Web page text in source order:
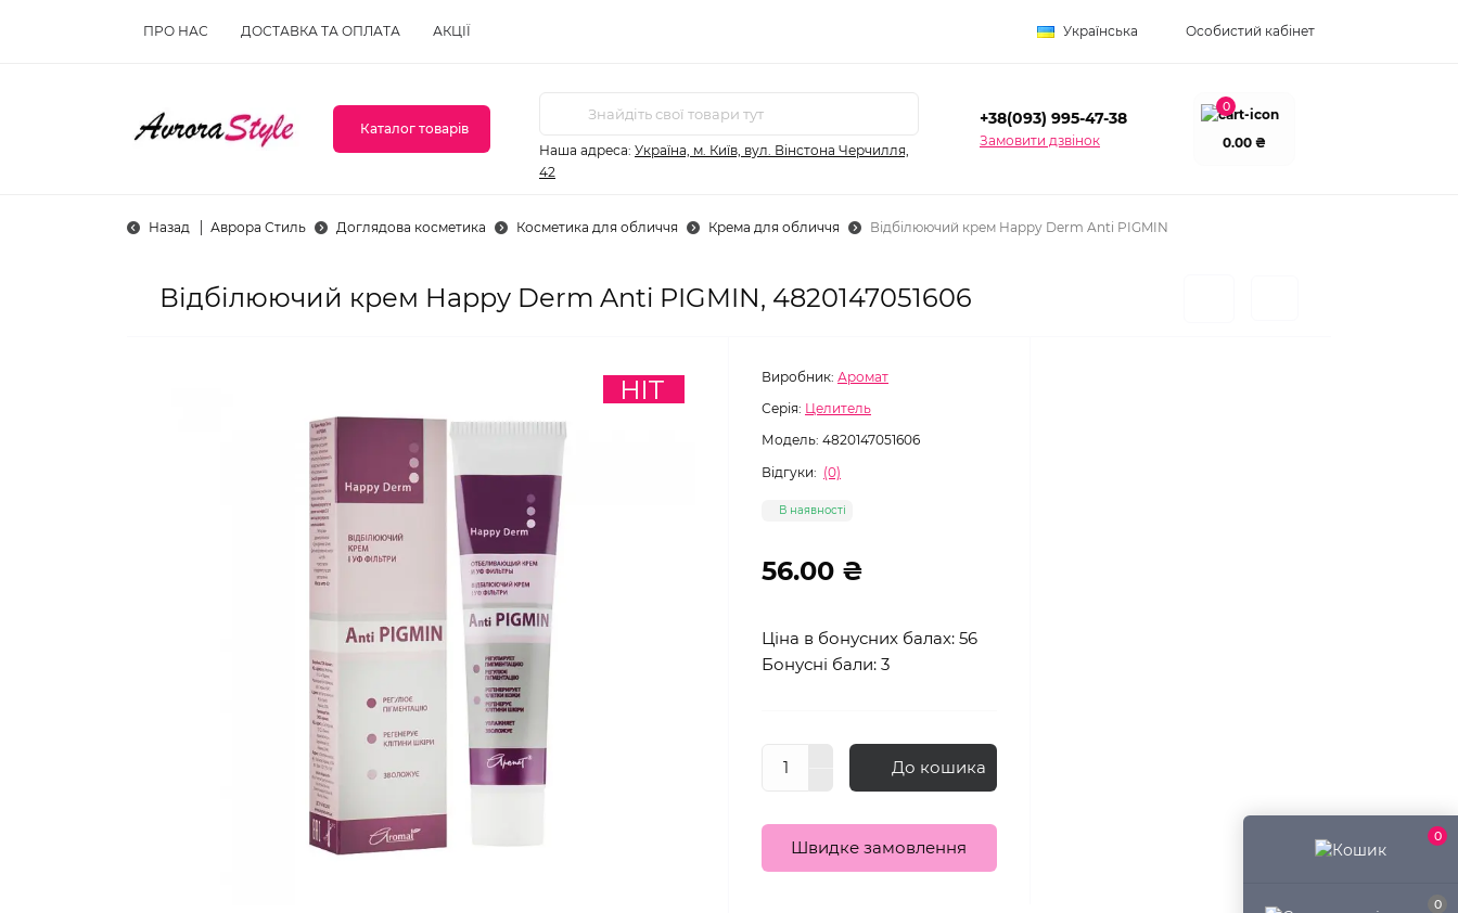
0
0
ПРО НАС ДОСТАВКА ТА ОПЛАТА АКЦІЇ Українська Особистий кабінет
Каталог товарів
Наша адреса: Україна, м. Київ, вул. Вінстона Черчилля,
42
+38(093) 995-47-38
Замовити дзвінок
0
0.00 ₴
Назад Аврора Стиль Доглядова косметика Косметика для обличчя Крема для обличчя Відбілюючий крем Happy Derm Anti PIGMIN
Відбілюючий крем Happy Derm Anti PIGMIN, 4820147051606
Виробник: Аромат
Серія: Целитель
Модель: 4820147051606
Відгуки: (0)
В наявності
56.00 ₴
Ціна в бонусних балах: 56
Бонусні бали: 3
До кошика
Швидке замовлення